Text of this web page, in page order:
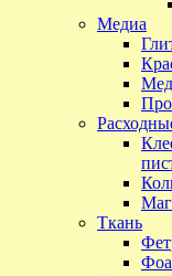
Медиа
Ткань